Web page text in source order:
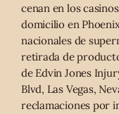
cenan en los
domicilio en
nacionales de
retirada de
de Edvin Jones
Blvd, Las Vegas,
reclamaciones por